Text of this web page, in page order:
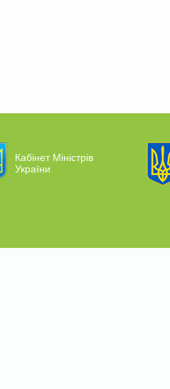
Кабінет Міністрів
України